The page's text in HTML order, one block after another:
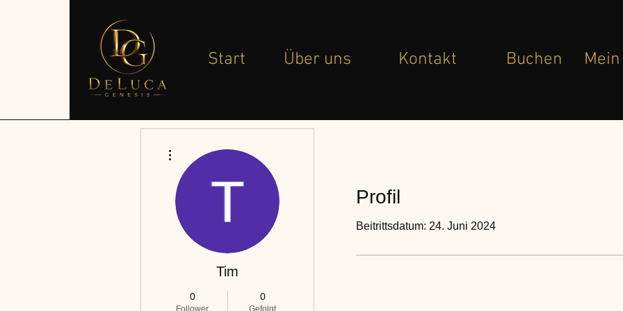
Start Über uns Kontakt Buchen
Profil
Beitrittsdatum: 24. Juni 2024
Tim
0
Follower
0
Gefolgt